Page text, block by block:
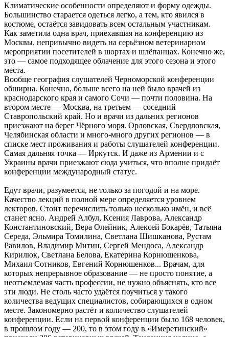
Климатические особенности определяют и форму одежды.
Большинство старается одеться легко, а тем, кто явился в
костюме, остаётся завидовать всем остальным участникам.
Как заметила одна врач, приехавшая на конференцию из
Москвы, непривычно видеть на серьёзном ветеринарном
мероприятии посетителей в шортах и шлёпанцах. Конечно же,
это — самое подходящее облачение для этого сезона и этого
места.
Вообще география слушателей Черноморской конференции
обширна. Конечно, больше всего на ней было врачей из
краснодарского края и самого Сочи — почти половина. На
втором месте — Москва, на третьем — соседний
Ставропольский край. Но и врачи из дальних регионов
приезжают на берег Чёрного моря. Орловская, Свердловская,
Челябинская области и много-много других регионов — в
списке мест проживания и работы слушателей конференции.
Самая дальняя точка — Иркутск. И даже из Армении и с
Украины врачи приезжают сюда учиться, что вполне придаёт
конференции международный статус.
Едут врачи, разумеется, не только за погодой и на море.
Качество лекций в полной мере определяется уровнем
лекторов. Стоит перечислить только несколько имён, и всё
станет ясно. Андрей Албул, Ксения Лаврова, Александр
Константиновский, Вера Олейник, Алексей Бокарёв, Татьяна
Середа, Эльмира Томилина, Светлана Шишканова, Рустам
Равилов, Владимир Митин, Сергей Мендоса, Александр
Кирилюк, Светлана Белова, Екатерина Корнюшенкова,
Михаил Сотников, Евгений Корнюшенков... Врачам, для
которых непрерывное образование — не просто понятие, а
неотъемлемая часть профессии, не нужно объяснять, кто все
эти люди. Не столь часто удаётся поучиться у такого
количества ведущих специалистов, собирающихся в одном
месте. Закономерно растёт и количество слушателей
конференции. Если на первой конференции было 168 человек,
в прошлом году — 200, то в этом году в «Имеретинский»